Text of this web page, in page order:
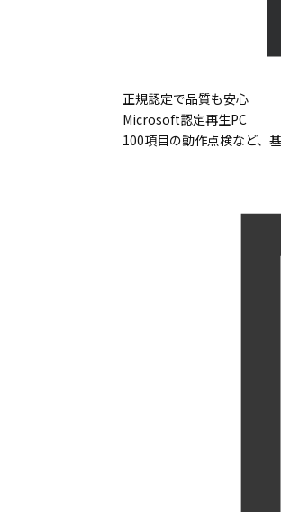
正規認定で品質も安心
Microsoft認定再生PC
100項目の動作点検など、